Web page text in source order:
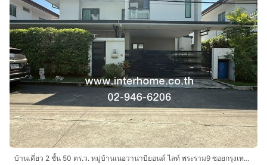
บ้านเดี่ยว 2 ชั้น 50 ตร.ว. หมู่บ้านเนอวาน่าบียอนด์ ไลท์ พระราม9 ซอยกรุงเทพกรีฑา32 ถนนพระราม9 ถนนศรีนครินทร์-บางกะปิ เขตสะพานสูง กรุงเทพมหานค